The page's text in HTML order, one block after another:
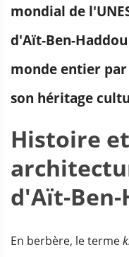
mondial de
d'Aït-Ben-
monde entier
son héritage
Histoire
d'Aït-Ben-
En berbère, le terme